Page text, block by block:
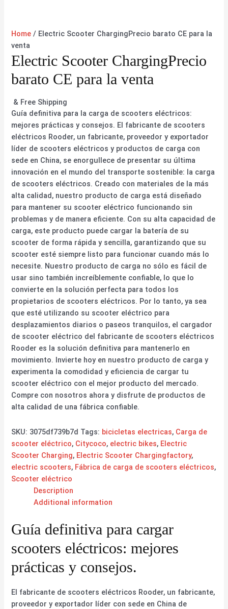
Home / Electric Scooter ChargingPrecio barato CE para la
venta
Electric Scooter ChargingPrecio
barato CE para la venta
& Free Shipping
Guía definitiva para la carga de scooters eléctricos:
mejores prácticas y consejos. El fabricante de scooters
eléctricos Rooder, un fabricante, proveedor y exportador
líder de scooters eléctricos y productos de carga con
sede en China, se enorgullece de presentar su última
innovación en el mundo del transporte sostenible: la carga
de scooters eléctricos. Creado con materiales de la más
alta calidad, nuestro producto de carga está diseñado
para mantener su scooter eléctrico funcionando sin
problemas y de manera eficiente. Con su alta capacidad de
carga, este producto puede cargar la batería de su
scooter de forma rápida y sencilla, garantizando que su
scooter esté siempre listo para funcionar cuando más lo
necesite. Nuestro producto de carga no sólo es fácil de
usar sino también increíblemente confiable, lo que lo
convierte en la solución perfecta para todos los
propietarios de scooters eléctricos. Por lo tanto, ya sea
que esté utilizando su scooter eléctrico para
desplazamientos diarios o paseos tranquilos, el cargador
de scooter eléctrico del fabricante de scooters eléctricos
Rooder es la solución definitiva para mantenerlo en
movimiento. Invierte hoy en nuestro producto de carga y
experimenta la comodidad y eficiencia de cargar tu
scooter eléctrico con el mejor producto del mercado.
Compre con nosotros ahora y disfrute de productos de
alta calidad de una fábrica confiable.
SKU: 3075df739b7d Tags: bicicletas electricas, Carga de
scooter eléctrico, Citycoco, electric bikes, Electric
Scooter Charging, Electric Scooter Chargingfactory,
electric scooters, Fábrica de carga de scooters eléctricos,
Scooter eléctrico
Description
Additional information
Guía definitiva para cargar
scooters eléctricos: mejores
prácticas y consejos.
El fabricante de scooters eléctricos Rooder, un fabricante,
proveedor y exportador líder con sede en China de